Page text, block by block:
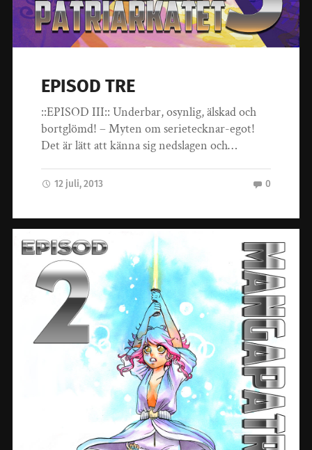
EPISOD TRE
::EPISOD III:: Underbar, osynlig, älskad och
bortglömd! – Myten om serietecknar-egot!
Det är lätt att känna sig nedslagen och…
12 juli, 2013 0